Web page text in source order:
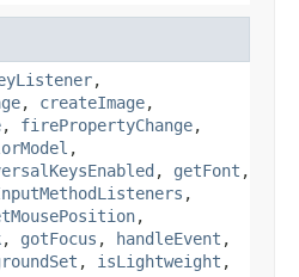
,
, createImage,
, firePropertyChange,
,
, getFont ,
,
,
, gotFocus , handleEvent ,
, isLightweight ,